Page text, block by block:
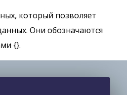
который позволяет
Они обозначаются
{}.